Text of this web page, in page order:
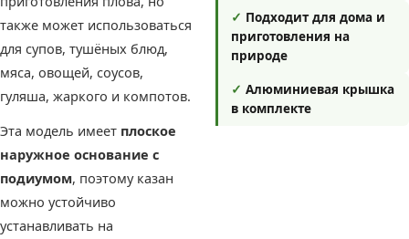
также может использоваться
для супов, тушёных блюд,
мяса, овощей, соусов,
гуляша, жаркого и компотов.
Эта модель имеет плоское
наружное основание с
подиумом, поэтому казан
можно устойчиво
устанавливать на
✓ Подходит для дома и
приготовления на
природе
✓ Алюминиевая крышка
в комплекте